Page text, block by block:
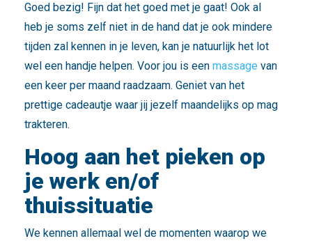
Goed bezig! Fijn dat het goed met je gaat! Ook al
heb je soms zelf niet in de hand dat je ook mindere
tijden zal kennen in je leven, kan je natuurlijk het lot
wel een handje helpen. Voor jou is een massage van
een keer per maand raadzaam. Geniet van het
prettige cadeautje waar jij jezelf maandelijks op mag
trakteren.
Hoog aan het pieken op
je werk en/of
thuissituatie
We kennen allemaal wel de momenten waarop we